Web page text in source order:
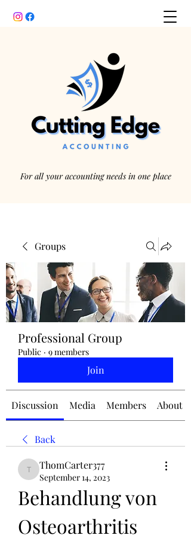
For all your accounting needs in one place
jennifermcchesney@yahoo.com
(604) 445-2082
Groups
Professional Group
Public · 9 members
Join
Discussion Media Members About
Back
ThomCarter377
ThomCarter377
September 14, 2023
Behandlung von
Osteoarthritis